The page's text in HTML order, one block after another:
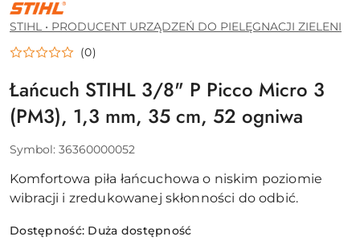
•
PRODUCENT
URZĄDZEŃ
DO
PIELĘGNACJI
STIHL • PRODUCENT URZĄDZEŃ DO PIELĘGNACJI ZIELENI
(0)
Łańcuch STIHL 3/8" P Picco Micro 3
(PM3), 1,3 mm, 35 cm, 52 ogniwa
Symbol: 36360000052
Komfortowa piła łańcuchowa o niskim poziomie
wibracji i zredukowanej skłonności do odbić.
Dostępność: Duża dostępność